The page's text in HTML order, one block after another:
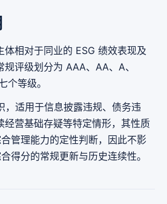
相对于同业的 ESG 绩效表现及
评级划分为 AAA、AA、A、
个等级。
，适用于信息披露违规、债务违
经营基础存疑等特定情形，其性质
管理能力的定性判断，因此不影
得分的常规更新与历史连续性。